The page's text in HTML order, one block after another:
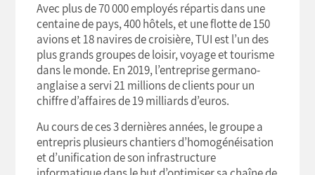
Avec plus de 70 000 employés répartis dans une
centaine de pays, 400 hôtels, et une flotte de 150
avions et 18 navires de croisière, TUI est l’un des
plus grands groupes de loisir, voyage et tourisme
dans le monde. En 2019, l’entreprise germano-
anglaise a servi 21 millions de clients pour un
chiffre d’affaires de 19 milliards d’euros.
Au cours de ces 3 dernières années, le groupe a
entrepris plusieurs chantiers d’homogénéisation
et d’unification de son infrastructure